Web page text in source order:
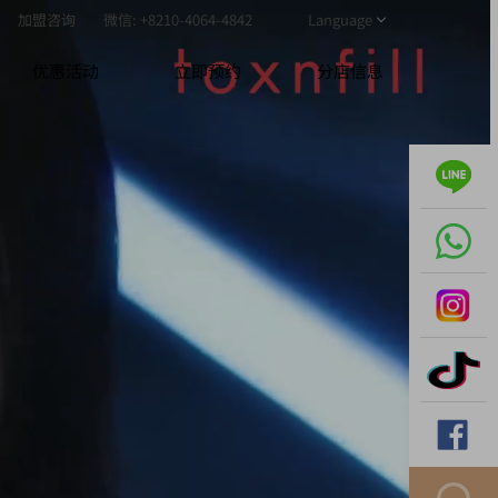
加盟咨询 微信: +8210-4064-4842 Language
优惠活动 立即预约 分店信息